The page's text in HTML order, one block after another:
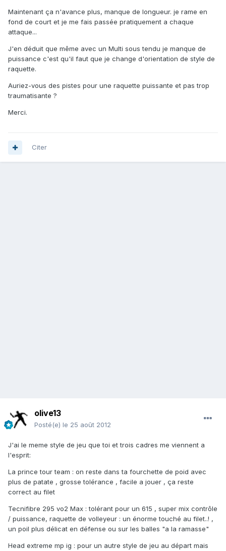
Maintenant ça n'avance plus, manque de longueur. je rame en
fond de court et je me fais passée pratiquement a chaque
attaque...
J'en déduit que même avec un Multi sous tendu je manque de
puissance c'est qu'il faut que je change d'orientation de style de
raquette.
Auriez-vous des pistes pour une raquette puissante et pas trop
traumatisante ?
Merci.
Citer
olive13
Posté(e) le 25 août 2012
J'ai le meme style de jeu que toi et trois cadres me viennent a
l'esprit:
La prince tour team : on reste dans ta fourchette de poid avec
plus de patate , grosse tolérance , facile a jouer , ça reste
correct au filet
Tecnifibre 295 vo2 Max : tolérant pour un 615 , super mix contrôle
/ puissance, raquette de volleyeur : un énorme touché au filet..! ,
un poil plus délicat en défense ou sur les balles "a la ramasse"
Head extreme mp ig : pour un autre style de jeu au départ mais